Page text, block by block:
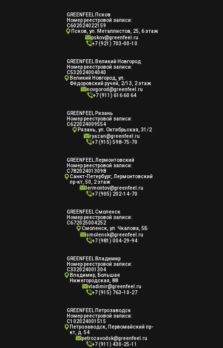
GREENFEEL Псков
Номер реестровой записи:
С602024022159
Псков, ул. Металлистов, 25, 6 этаж
pskov@greenfeel.ru
+7 (921) 703-00-10
GREENFEEL Великий Новгород
Номер реестровой записи:
С532024004040
Великий Новгород, ул.
Фёдоровский ручей, 2/13, 2 этаж
novgorod@greenfeel.ru
+7 (911) 616 60 64
GREENFEEL Рязань
Номер реестровой записи:
С622024009554
Рязань, ул. Октябрьская, 31/2
ryazan@greenfeel.ru
+7 (915) 598-75-70
GREENFEEL Лермонтовский
Номер реестровой записи:
С782024013098
Санкт-Петербург, Лермонтовский
пр-кт, 50, 2 этаж
lermontov@greenfeel.ru
+7 (905) 202-14-70
GREENFEEL Смоленск
Номер реестровой записи:
С672025004252
Смоленск, ул. Чкалова, 5Б
smolensk@greenfeel.ru
+7 (981) 004-29-94
GREENFEEL Владимир
Номер реестровой записи:
С332024001304
Владимир, Большая
Нижегородская, 88
vladimir@greenfeel.ru
+7 (915) 763-10-27
GREENFEEL Петрозаводск
Номер реестровой записи:
С102024001515
Петрозаводск, Первомайский пр-
кт, д. 54
petrozavodsk@greenfeel.ru
+7 (911) 430-25-11